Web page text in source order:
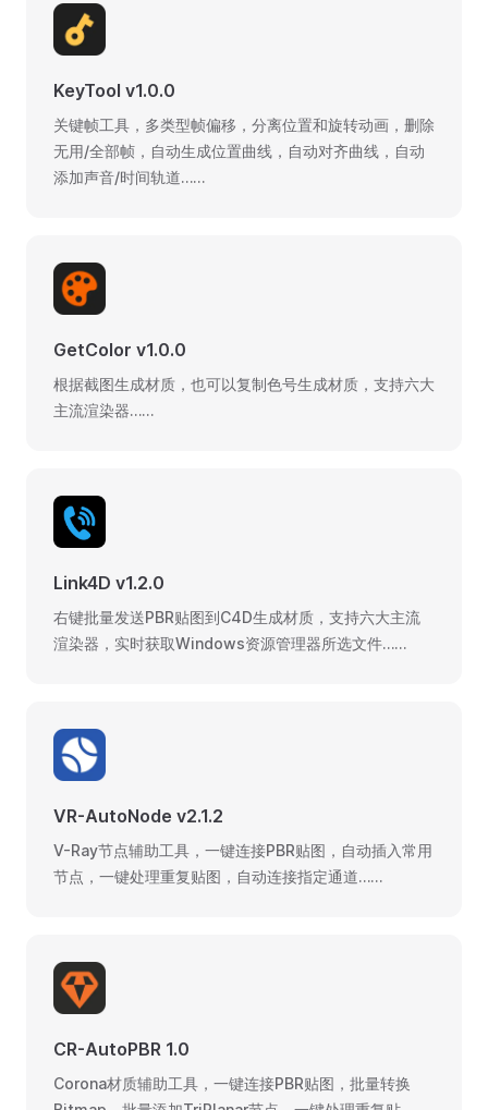
KeyTool v1.0.0
关键帧工具，多类型帧偏移，分离位置和旋转动画，删除
无用/全部帧，自动生成位置曲线，自动对齐曲线，自动
添加声音/时间轨道……
GetColor v1.0.0
根据截图生成材质，也可以复制色号生成材质，支持六大
主流渲染器……
Link4D v1.2.0
右键批量发送PBR贴图到C4D生成材质，支持六大主流
渲染器，实时获取Windows资源管理器所选文件……
VR-AutoNode v2.1.2
V-Ray节点辅助工具，一键连接PBR贴图，自动插入常用
节点，一键处理重复贴图，自动连接指定通道……
CR-AutoPBR 1.0
Corona材质辅助工具，一键连接PBR贴图，批量转换